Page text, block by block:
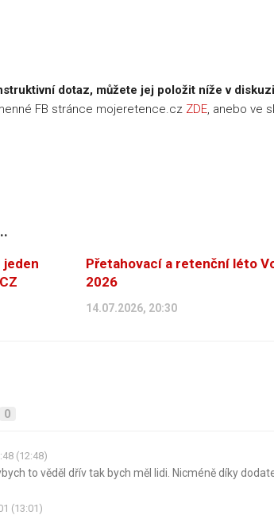
dotaz, můžete jej položit níže v
FB stránce mojeretence.cz ZDE, anebo ve
jeden
Přetahovací a retenční léto
2026
14.07.2026, 20:30
0
(12:48)
to věděl dřív tak bych měl lidi. Nicméně díky
(13:01)